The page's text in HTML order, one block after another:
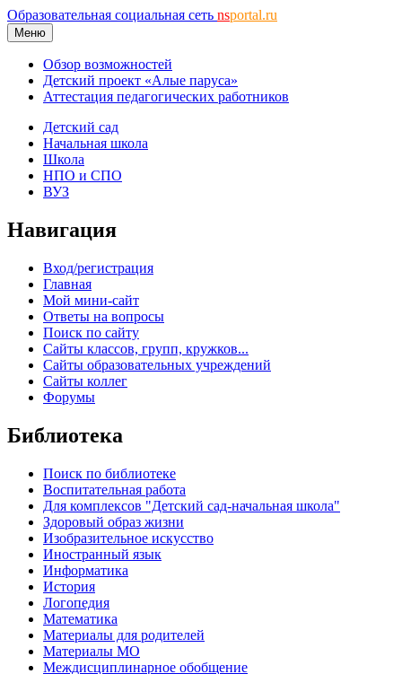
Образовательная социальная сеть nsportal.ru
Меню
Обзор возможностей
Детский проект «Алые паруса»
Аттестация педагогических работников
Детский сад
Начальная школа
Школа
НПО и СПО
ВУЗ
Навигация
Вход/регистрация
Главная
Мой мини-сайт
Ответы на вопросы
Поиск по сайту
Сайты классов, групп, кружков...
Сайты образовательных учреждений
Сайты коллег
Форумы
Библиотека
Поиск по библиотеке
Воспитательная работа
Для комплексов "Детский сад-начальная школа"
Здоровый образ жизни
Изобразительное искусство
Иностранный язык
Информатика
История
Логопедия
Математика
Материалы для родителей
Материалы МО
Междисциплинарное обобщение